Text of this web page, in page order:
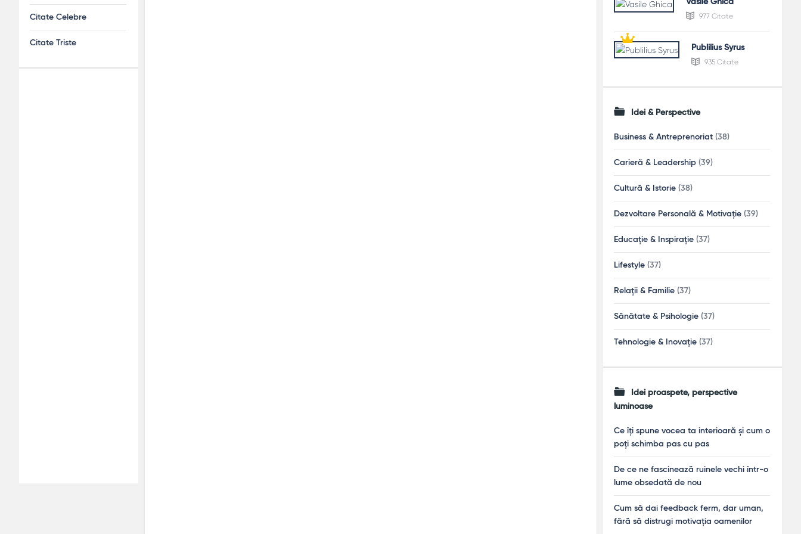
Vasile Ghica
977 Citate
Publilius Syrus
935 Citate
Idei & Perspective
Business & Antreprenoriat (38)
Carieră & Leadership (39)
Cultură & Istorie (38)
Dezvoltare Personală & Motivație (39)
Educație & Inspirație (37)
Lifestyle (37)
Relații & Familie (37)
Sănătate & Psihologie (37)
Tehnologie & Inovație (37)
Idei proaspete, perspective
luminoase
Ce îți spune vocea ta interioară și cum o
poți schimba pas cu pas
De ce ne fascinează ruinele vechi într-o
lume obsedată de nou
Cum să dai feedback ferm, dar uman,
fără să distrugi motivația oamenilor
Citate Celebre
Citate Triste